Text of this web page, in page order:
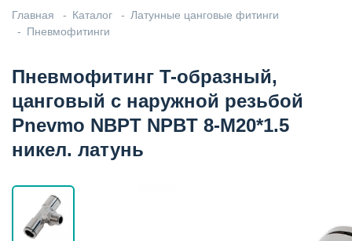
Главная Каталог
Латунные цанговые фитинги
Пневмофитинги
Пневмофитинг T-образный,
цанговый с наружной резьбой
Pnevmo NBPT NPBT 8-M20*1.5
никел. латунь